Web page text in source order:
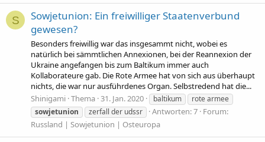
S
Sowjetunion: Ein freiwilliger Staatenverbund
gewesen?
Besonders freiwillig war das insgesammt nicht, wobei es
natürlich bei sämmtlichen Annexionen, bei der Reannexion der
Ukraine angefangen bis zum Baltikum immer auch
Kollaborateure gab. Die Rote Armee hat von sich aus überhaupt
nichts, die war nur ausführdenes Organ. Selbstredend hat die...
Shinigami Thema 31. Jan. 2020 baltikum
rote armee
sowjetunion
zerfall der udssr Antworten: 7 Forum:
Russland | Sowjetunion | Osteuropa